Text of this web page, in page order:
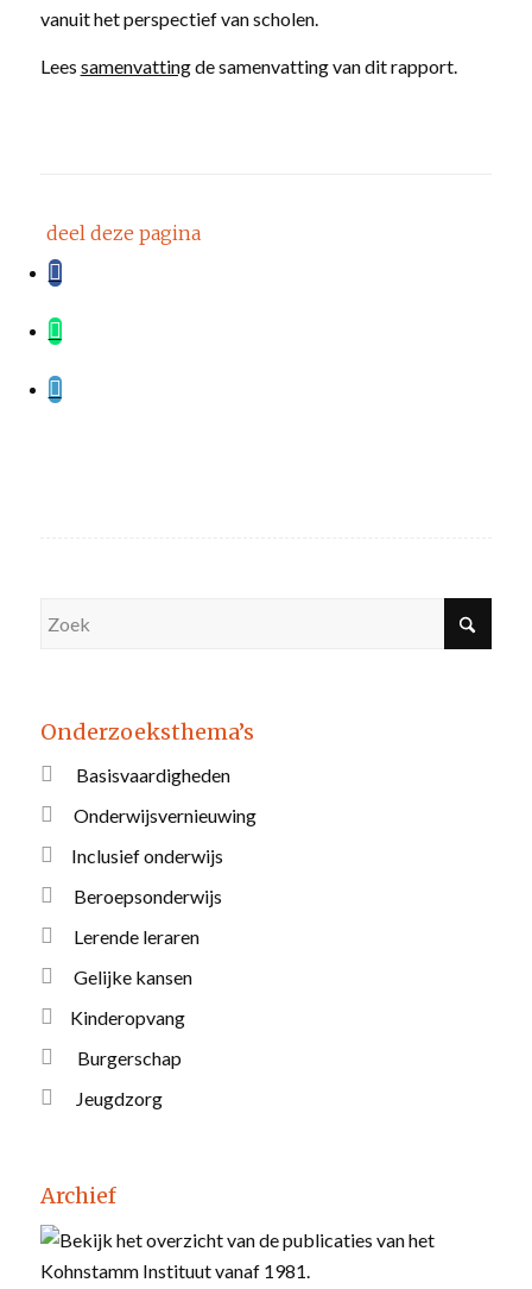
vanuit het perspectief van scholen.
Lees samenvattingde samenvatting van dit rapport.
deel deze pagina
Onderzoeksthema’s
Basisvaardigheden
Onderwijsvernieuwing
Inclusief onderwijs
Beroepsonderwijs
Lerende leraren
Gelijke kansen
Kinderopvang
Burgerschap
Jeugdzorg
Archief